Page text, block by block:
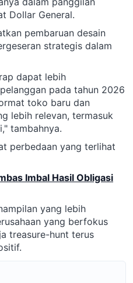
Dollar General.
pembaruan desain
strategis dalam
dapat lebih
pada tahun 2026
toko baru dan
lebih relevan, termasuk
tambahnya.
perbedaan yang terlihat
Imbal Hasil Obligasi
yang lebih
yang berfokus
treasure-hunt terus